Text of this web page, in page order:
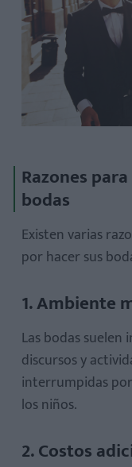
Razones
bodas
Existen varias
por hacer sus
1. Ambiente
Las bodas
discursos y
interrumpidas
los niños.
2. Costos